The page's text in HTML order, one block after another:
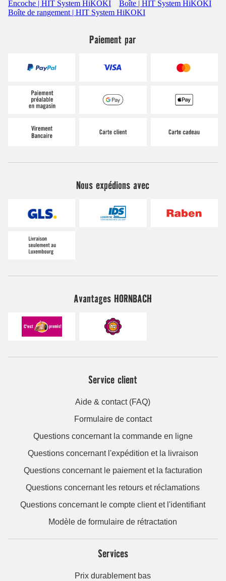
Encoche | HIT System HiKOKI
Boîte | HIT System HiKOKI
Boîte de rangement | HIT System HiKOKI
Paiement par
Nous expédions avec
Avantages HORNBACH
Service client
Aide & contact (FAQ)
Formulaire de contact
Questions concernant la commande en ligne
Questions concernant l'expédition et la livraison
Questions concernant le paiement et la facturation
Questions concernant les retours et réclamations
Questions concernant le compte client et l'identifiant
Modèle de formulaire de rétractation
Services
Prix durablement bas